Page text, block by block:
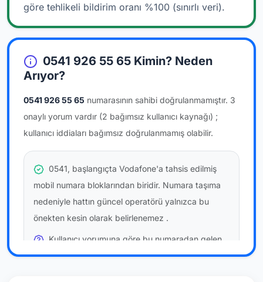
göre tehlikeli bildirim oranı %100 (sınırlı veri).
0541 926 55 65 Kimin? Neden
Arıyor?
0541 926 55 65 numarasının sahibi doğrulanmamıştır. 3
onaylı yorum vardır (2 bağımsız kullanıcı kaynağı) ;
kullanıcı iddiaları bağımsız doğrulanmamış olabilir.
0541, başlangıçta Vodafone'a tahsis edilmiş
mobil numara bloklarından biridir. Numara taşıma
nedeniyle hattın güncel operatörü yalnızca bu
önekten kesin olarak belirlenemez .
Kullanıcı yorumuna göre bu numaradan gelen
çağrılaratemkinli yaklaşmanızönerilir; bu bir site